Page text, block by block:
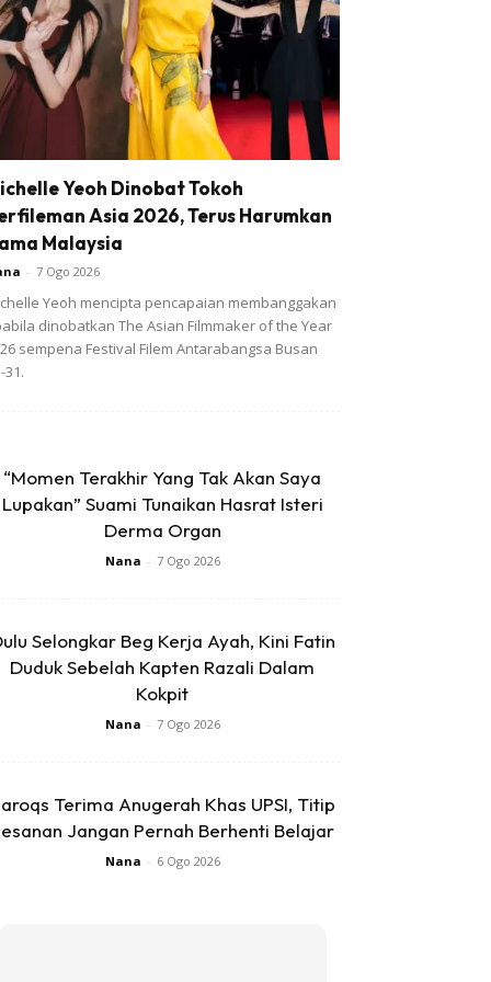
Yeoh Dinobat Tokoh
Asia 2026, Terus Harumkan
Malaysia
- 7 Ogo 2026
Yeoh mencipta pencapaian membanggakan
dinobatkan The Asian Filmmaker of the Year
sempena Festival Filem Antarabangsa Busan
31.
“Momen Terakhir Yang Tak Akan Saya
Lupakan” Suami Tunaikan Hasrat Isteri
Derma Organ
Nana - 7 Ogo 2026
Selongkar Beg Kerja Ayah, Kini Fatin
Duduk Sebelah Kapten Razali Dalam
Kokpit
Nana - 7 Ogo 2026
Terima Anugerah Khas UPSI, Titip
Jangan Pernah Berhenti Belajar
Nana - 6 Ogo 2026